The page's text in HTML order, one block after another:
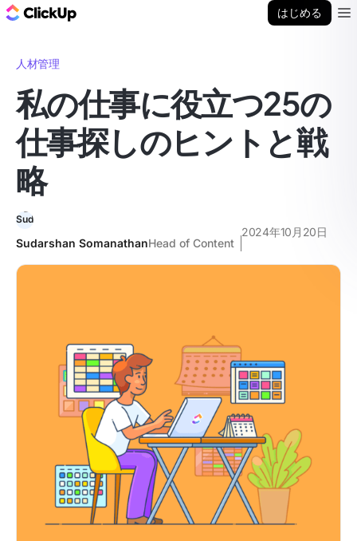
はじめる
人材管理
私の仕事に役立つ25の
仕事探しのヒントと戦
略
Sudarshan SomanathanHead of Content
2024年10月20日